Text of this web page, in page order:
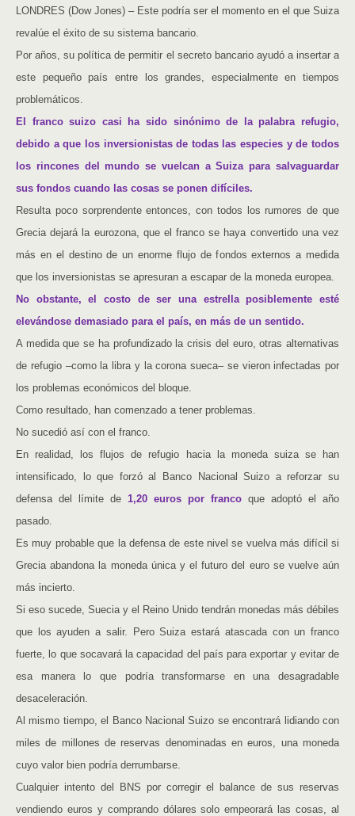
LONDRES (Dow Jones) – Este podría ser el momento en el que Suiza
revalúe el éxito de su sistema bancario.
Por años, su política de permitir el secreto bancario ayudó a insertar a
este pequeño país entre los grandes, especialmente en tiempos
problemáticos.
El franco suizo casi ha sido sinónimo de la palabra refugio,
debido a que los inversionistas de todas las especies y de todos
los rincones del mundo se vuelcan a Suiza para salvaguardar
sus fondos cuando las cosas se ponen difíciles.
Resulta poco sorprendente entonces, con todos los rumores de que
Grecia dejará la eurozona, que el franco se haya convertido una vez
más en el destino de un enorme flujo de fondos externos a medida
que los inversionistas se apresuran a escapar de la moneda europea.
No obstante, el costo de ser una estrella posiblemente esté
elevándose demasiado para el país, en más de un sentido.
A medida que se ha profundizado la crisis del euro, otras alternativas
de refugio –como la libra y la corona sueca– se vieron infectadas por
los problemas económicos del bloque.
Como resultado, han comenzado a tener problemas.
No sucedió así con el franco.
En realidad, los flujos de refugio hacia la moneda suiza se han
intensificado, lo que forzó al Banco Nacional Suizo a reforzar su
defensa del límite de 1,20 euros por franco que adoptó el año
pasado.
Es muy probable que la defensa de este nivel se vuelva más difícil si
Grecia abandona la moneda única y el futuro del euro se vuelve aún
más incierto.
Si eso sucede, Suecia y el Reino Unido tendrán monedas más débiles
que los ayuden a salir. Pero Suiza estará atascada con un franco
fuerte, lo que socavará la capacidad del país para exportar y evitar de
esa manera lo que podría transformarse en una desagradable
desaceleración.
Al mismo tiempo, el Banco Nacional Suizo se encontrará lidiando con
miles de millones de reservas denominadas en euros, una moneda
cuyo valor bien podría derrumbarse.
Cualquier intento del BNS por corregir el balance de sus reservas
vendiendo euros y comprando dólares solo empeorará las cosas, al